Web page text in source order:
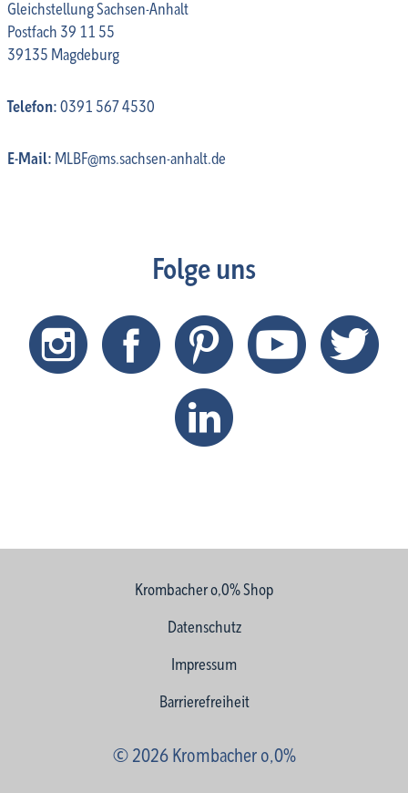
Gleichstellung Sachsen-Anhalt
Postfach 39 11 55
39135 Magdeburg
Telefon:0391 567 4530
E-Mail: MLBF@ms.sachsen-anhalt.de
Folge uns
Instagram Facebook Pinterest Youtube
Krombacher o,0% Shop
Datenschutz
Impressum
Barrierefreiheit
© 2026 Krombacher o,0%